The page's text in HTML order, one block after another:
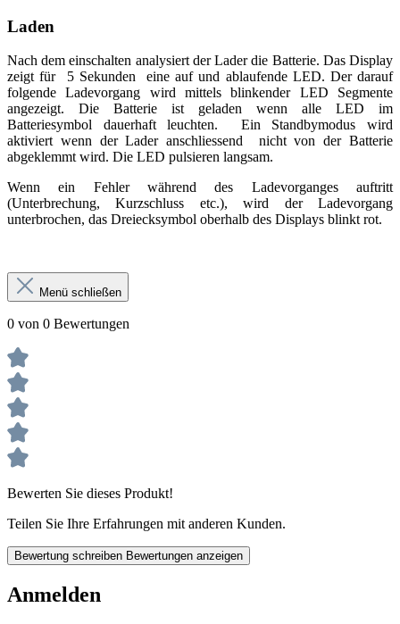
Laden
Nach dem einschalten analysiert der Lader die Batterie. Das Display
zeigt für 5 Sekunden eine auf und ablaufende LED. Der darauf
folgende Ladevorgang wird mittels blinkender LED Segmente
angezeigt. Die Batterie ist geladen wenn alle LED im
Batteriesymbol dauerhaft leuchten. Ein Standbymodus wird
aktiviert wenn der Lader anschliessend nicht von der Batterie
abgeklemmt wird. Die LED pulsieren langsam.
Wenn ein Fehler während des Ladevorganges auftritt
(Unterbrechung, Kurzschluss etc.), wird der Ladevorgang
unterbrochen, das Dreiecksymbol oberhalb des Displays blinkt rot.
Menü schließen
0 von 0 Bewertungen
Bewerten Sie dieses Produkt!
Teilen Sie Ihre Erfahrungen mit anderen Kunden.
Bewertung schreiben Bewertungen anzeigen
Anmelden